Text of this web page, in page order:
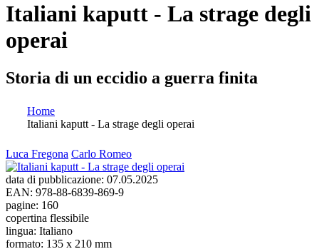
Italiani kaputt - La strage degli
operai
Storia di un eccidio a guerra finita
Tu sei qui
Home
Italiani kaputt - La strage degli operai
Luca Fregona Carlo Romeo
data di pubblicazione: 07.05.2025
EAN: 978-88-6839-869-9
pagine: 160
copertina flessibile
lingua: Italiano
formato: 135 x 210 mm